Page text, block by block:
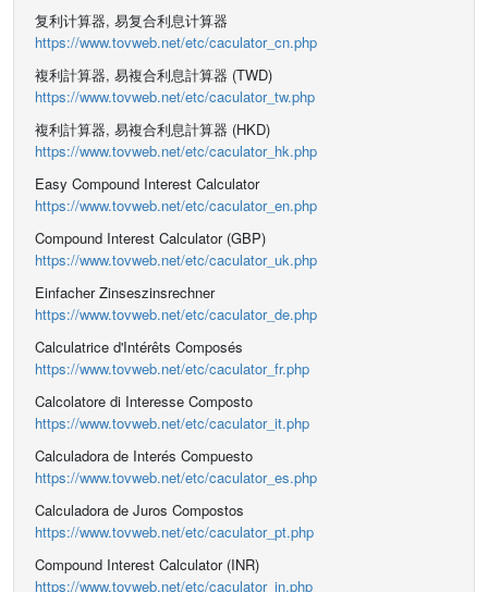
复利计算器, 易复合利息计算器
https://www.tovweb.net/etc/caculator_cn.php
複利計算器, 易複合利息計算器 (TWD)
https://www.tovweb.net/etc/caculator_tw.php
複利計算器, 易複合利息計算器 (HKD)
https://www.tovweb.net/etc/caculator_hk.php
Easy Compound Interest Calculator
https://www.tovweb.net/etc/caculator_en.php
Compound Interest Calculator (GBP)
https://www.tovweb.net/etc/caculator_uk.php
Einfacher Zinseszinsrechner
https://www.tovweb.net/etc/caculator_de.php
Calculatrice d'Intérêts Composés
https://www.tovweb.net/etc/caculator_fr.php
Calcolatore di Interesse Composto
https://www.tovweb.net/etc/caculator_it.php
Calculadora de Interés Compuesto
https://www.tovweb.net/etc/caculator_es.php
Calculadora de Juros Compostos
https://www.tovweb.net/etc/caculator_pt.php
Compound Interest Calculator (INR)
https://www.tovweb.net/etc/caculator_in.php